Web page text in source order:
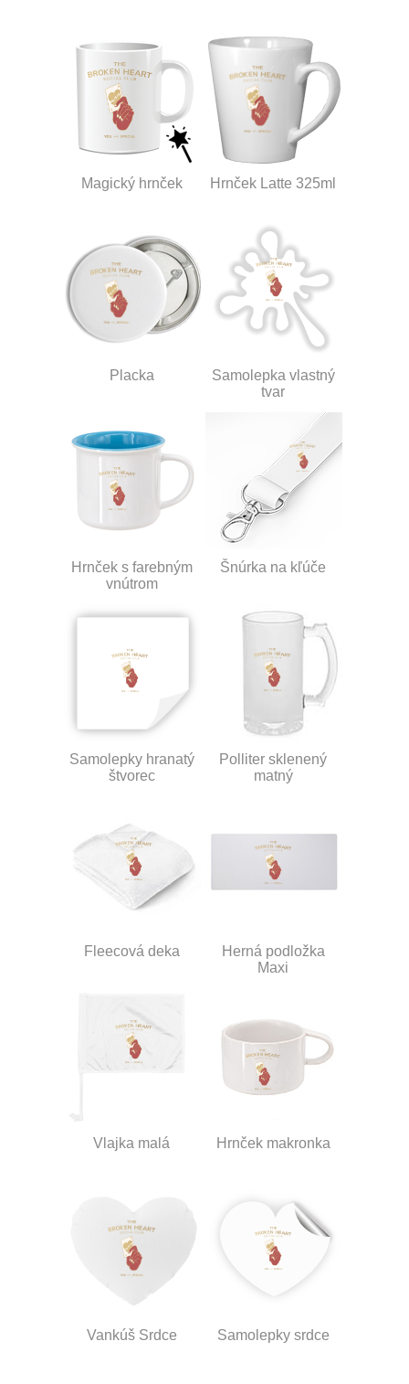
Magický hrnček Hrnček Latte 325ml
Placka
Samolepka vlastný
tvar
Hrnček s farebným
vnútrom
Šnúrka na kľúče
Samolepky hranatý
štvorec
Polliter sklenený
matný
Fleecová deka
Herná podložka
Maxi
Vlajka malá Hrnček makronka
Vankúš Srdce Samolepky srdce